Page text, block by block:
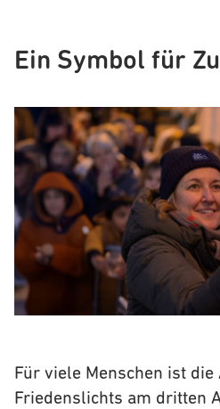
Ein Symbol für
Für viele Menschen ist die
Friedenslichts am dritten